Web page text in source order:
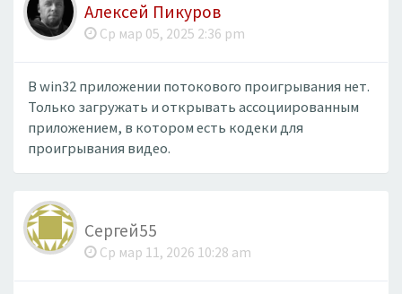
Алексей Пикуров
Ср мар 05, 2025 2:36 pm
В win32 приложении потокового проигрывания нет.
Только загружать и открывать ассоциированным
приложением, в котором есть кодеки для
проигрывания видео.
Сергей55
Ср мар 11, 2026 10:28 am